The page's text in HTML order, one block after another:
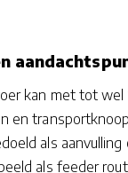
kan met tot
en
als aanvulling
als feeder